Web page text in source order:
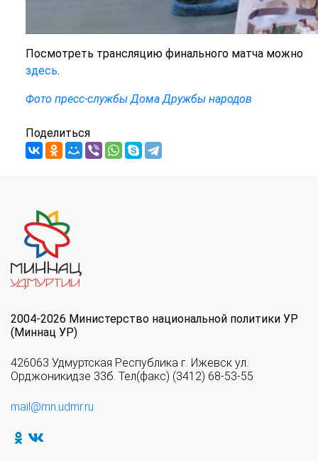
Посмотреть трансляцию финального матча можно
здесь.
Фото пресс-службы Дома Дружбы народов
Поделиться
2004-2026 Министерство национальной политики УР
(Миннац УР)
426063 Удмуртская Республика г. Ижевск ул.
Орджоникидзе 33б. Тел(факс) (3412) 68-53-55
mail@mn.udmr.ru